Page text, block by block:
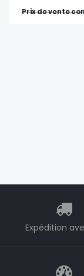
Prix ​​de vente
Expédition